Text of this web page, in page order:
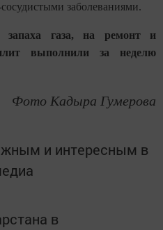
заболеваниями.
газа, на ремонт и
выполнили за неделю
Фото Кадыра Гумерова
и интересным в
в